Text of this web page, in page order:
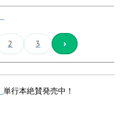
2 3 ›
単行本絶賛発売中！